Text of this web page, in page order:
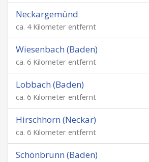
Neckargemünd
ca. 4 Kilometer entfernt
Wiesenbach (Baden)
ca. 6 Kilometer entfernt
Lobbach (Baden)
ca. 6 Kilometer entfernt
Hirschhorn (Neckar)
ca. 6 Kilometer entfernt
Schönbrunn (Baden)